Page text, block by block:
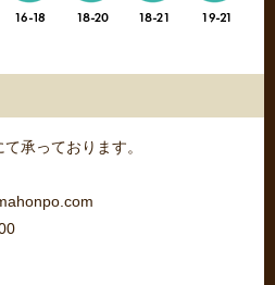
承っております。